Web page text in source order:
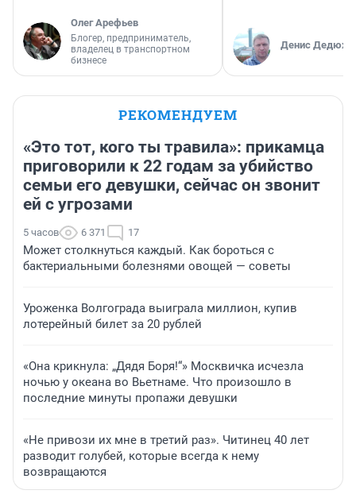
Олег Арефьев
Блогер, предприниматель,
владелец в транспортном
бизнесе
Денис
РЕКОМЕНДУЕМ
«Это тот, кого ты травила»: прикамца
приговорили к 22 годам за убийство
семьи его девушки, сейчас он звонит
ей с угрозами
5 часов 6 371 17
Может столкнуться каждый. Как бороться с
бактериальными болезнями овощей — советы
Уроженка Волгограда выиграла миллион, купив
лотерейный билет за 20 рублей
«Она крикнула: „Дядя Боря!“» Москвичка исчезла
ночью у океана во Вьетнаме. Что произошло в
последние минуты пропажи девушки
«Не привози их мне в третий раз». Читинец 40 лет
разводит голубей, которые всегда к нему
возвращаются